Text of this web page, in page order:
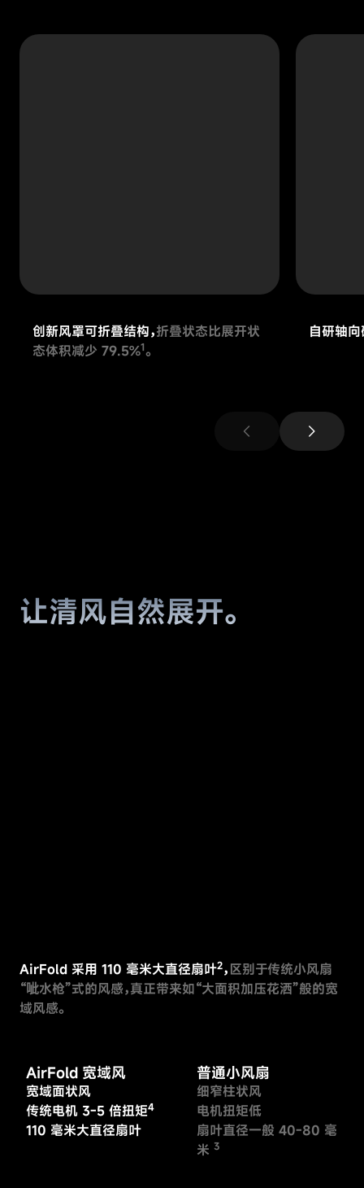
创新风罩可折叠结构，折叠状态比展开状
态体积减少 79.5%1。
自研轴向
chevron_left chevron_right
让清风自然展开。
AirFold 采用 110 毫米大直径扇叶2，区别于传统小风扇
“呲水枪”式的风感，真正带来如“大面积加压花洒”般的宽
域风感。
AirFold 宽域风
宽域面状风
传统电机 3-5 倍扭矩4
110 毫米大直径扇叶
普通小风扇
细窄柱状风
电机扭矩低
扇叶直径一般 40-80 毫
米 3